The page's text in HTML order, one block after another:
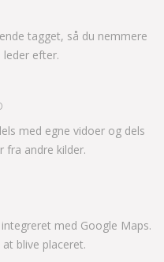
tagget, så du nemmere
leder efter.
med egne vidoer og dels
fra andre kilder.
med Google Maps.
blive placeret.